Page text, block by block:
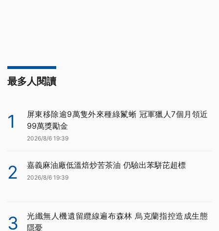
最多人閱讀
1
屏東移除逾9萬隻外來種綠鬣蜥 冠軍獵人7個月領近
99萬獎勵金
2026/8/6 19:39
2 嘉義麻油廠低溫焙炒苦茶油 仍驗出苯駢芘超標
2026/8/6 19:39
3
光纖無人機遺留纜線遍布森林 烏克蘭指控造成生態
隱憂